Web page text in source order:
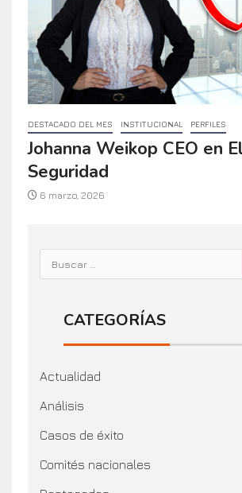
DESTACADO DEL MES INSTITUCIONAL PERFILES
Johanna Weikop CEO en
Seguridad
6 marzo, 2026
CATEGORÍAS
Actualidad
Análisis
Casos de éxito
Comités nacionales